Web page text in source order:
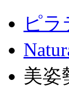
ピ
美姿